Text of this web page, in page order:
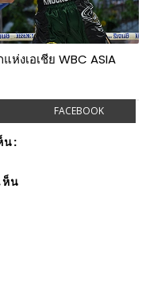
งเอเชีย WBC ASIA
FACEBOOK
น:
น